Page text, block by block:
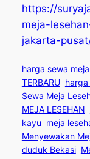
https://
meja-
jakarta-
harga sewa
TERBARU
Sewa Meja
MEJA LESEHAN
kayu meja
Menyewakan
duduk Bekasi